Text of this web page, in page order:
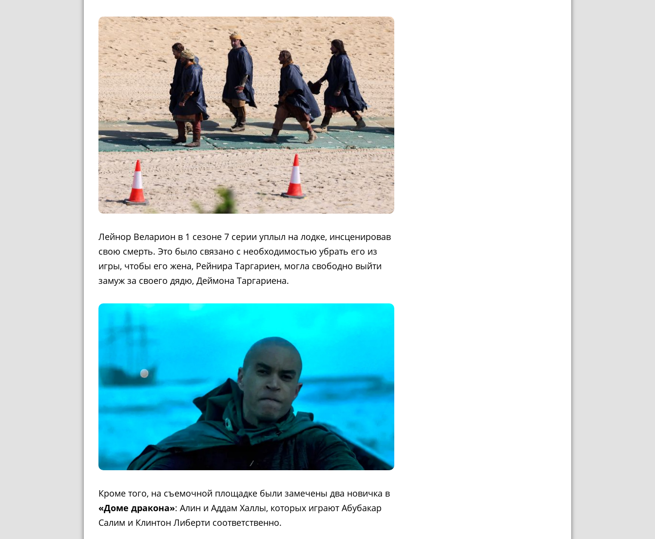
Лейнор Веларион в 1 сезоне 7 серии уплыл на лодке, инсценировав
свою смерть. Это было связано с необходимостью убрать его из
игры, чтобы его жена, Рейнира Таргариен, могла свободно выйти
замуж за своего дядю, Деймона Таргариена.
Кроме того, на съемочной площадке были замечены два новичка в
«Доме дракона»: Алин и Аддам Халлы, которых играют Абубакар
Салим и Клинтон Либерти соответственно.